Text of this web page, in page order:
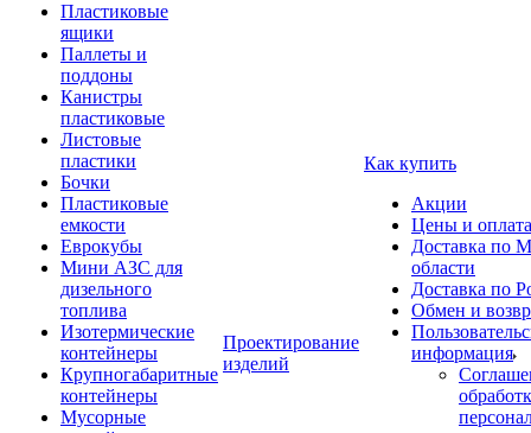
Пластиковые
ящики
Паллеты и
поддоны
Канистры
пластиковые
Листовые
пластики
Бочки
Пластиковые
емкости
Еврокубы
Мини АЗС для
дизельного
топлива
Изотермические
контейнеры
Крупногабаритные
контейнеры
Мусорные
Проектирование
изделий
Как купить
Акции
Цены и оплата
Доставка по
области
Доставка по
Обмен и
информация